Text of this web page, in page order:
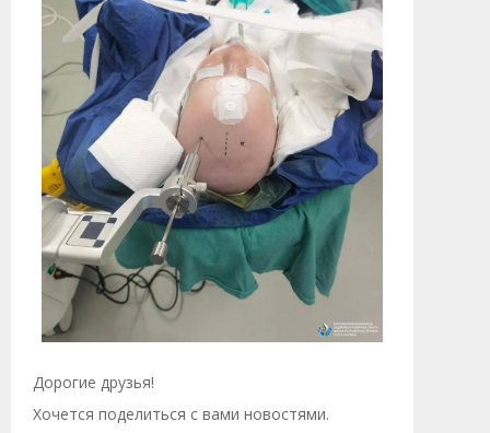
Дорогие друзья!
Хочется поделиться с вами новостями.